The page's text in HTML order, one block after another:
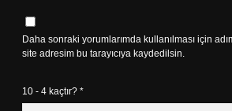
Daha sonraki yorumlarımda kullanılması için
site adresim bu tarayıcıya kaydedilsin.
10 - 4 kaçtır? *